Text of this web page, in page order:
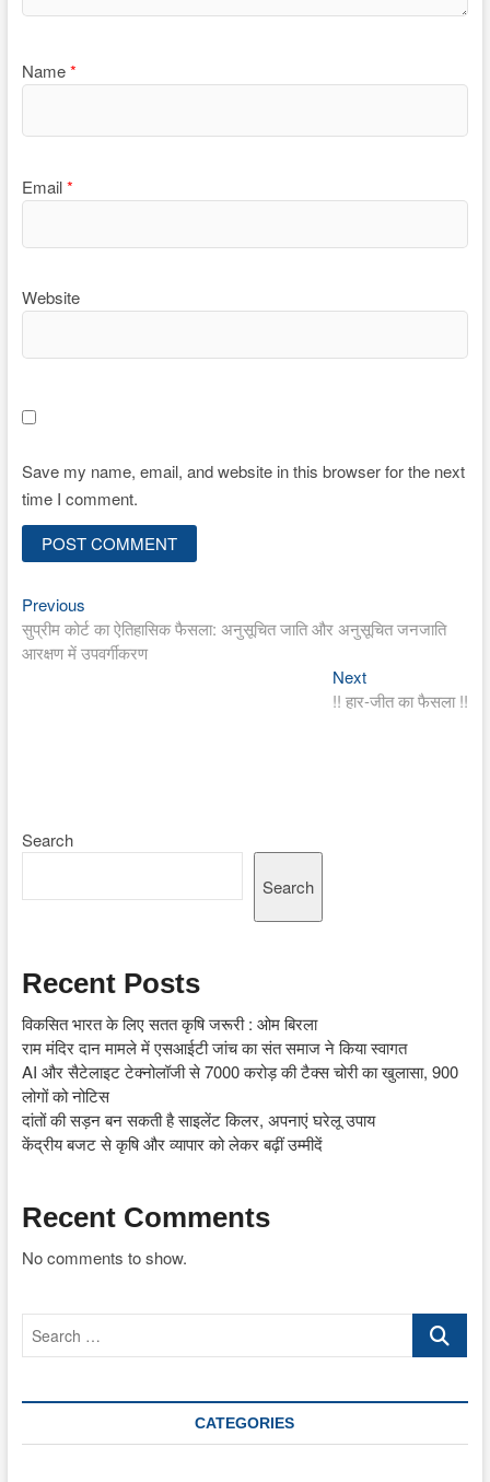
Name*
Email*
Website
Save my name, email, and website in this browser for the next
time I comment.
Post
navigation
PreviousPrevious
post:
सुप्रीम कोर्ट का ऐतिहासिक फैसला: अनुसूचित जाति और अनुसूचित जनजाति
आरक्षण में उपवर्गीकरण
NextNext
post:
!! हार-जीत का फैसला !!
Search
Search
Recent Posts
विकसित भारत के लिए सतत कृषि जरूरी : ओम बिरला
राम मंदिर दान मामले में एसआईटी जांच का संत समाज ने किया स्वागत
AI और सैटेलाइट टेक्नोलॉजी से 7000 करोड़ की टैक्स चोरी का खुलासा, 900
लोगों को नोटिस
दांतों की सड़न बन सकती है साइलेंट किलर, अपनाएं घरेलू उपाय
केंद्रीय बजट से कृषि और व्यापार को लेकर बढ़ीं उम्मीदें
Recent Comments
No comments to show.
Search
CATEGORIES